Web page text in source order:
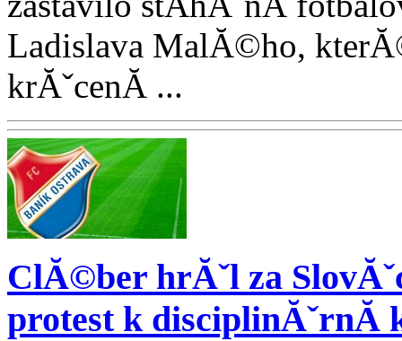
Ladislava MalĂ©ho,
krĂˇcenĂ­ ...
ClĂ©ber hrĂˇl za
protest k disciplinĂˇrnĂ­